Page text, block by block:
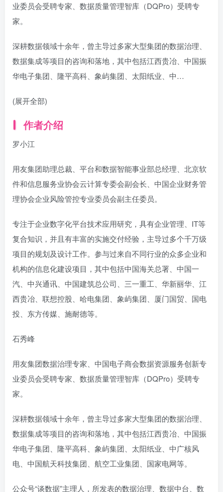
业委员会受聘专家、数据质量管理智库（DQPro）受聘专
家。
深耕数据领域十余年，曾主导过多家大型集团的数据治理、
数据集成等项目的咨询和落地，其中包括江西贵冶、中国振
华电子集团、隆平高科、象屿集团、太阳纸业、中…
(展开全部)
作者介绍
罗小江
用友集团助理总裁、平台和数据智能事业部总经理、北京软
件和信息服务业协会云计算专委会副会长、中国企业财务管
理协会企业风险管控专业委员会副主任委员。
专注于企业数字化平台技术应用研究，具有企业管理、IT等
复合知识，并且有丰富的实施交付经验，主导过多个千万级
项目的规划及设计工作。参与过来自不同行业的众多企业和
机构的信息化建设项目，其中包括中国海关总署、中国一
汽、中兴通讯、中国建筑总公司、三一重工、华新丽华、江
西贵冶、联想控股、哈电集团、象屿集团、厦门国贸、国电
投、东方传媒、施耐德等。
石秀峰
用友集团数据治理专家、中国电子商会数据资源服务创新专
业委员会受聘专家、数据质量管理智库（DQPro）受聘专
家。
深耕数据领域十余年，曾主导过多家大型集团的数据治理、
数据集成等项目的咨询和落地，其中包括江西贵冶、中国振
华电子集团、隆平高科、象屿集团、太阳纸业、中广核风
电、中国航天科技集团、航空工业集团、国家电网等。
公众号“谈数据”主理人，所发表的数据治理、数据中台、数